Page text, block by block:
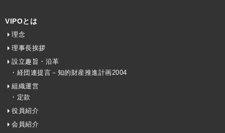
VIPOとは
理念
理事長挨拶
設立趣旨・沿革
・経団連提言－知的財産推進計画2004
組織運営
・定款
役員紹介
会員紹介